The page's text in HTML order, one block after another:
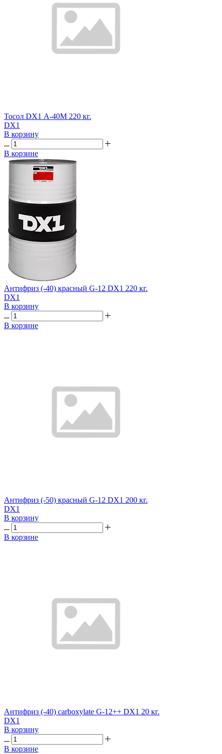
Тосол DX1 А-40М 220 кг.
DX1
В корзину
В корзине
Антифриз (-40) красный G-12 DX1 220 кг.
DX1
В корзину
В корзине
Антифриз (-50) красный G-12 DX1 200 кг.
DX1
В корзину
В корзине
Антифриз (-40) carboxylate G-12++ DX1 20 кг.
DX1
В корзину
В корзине